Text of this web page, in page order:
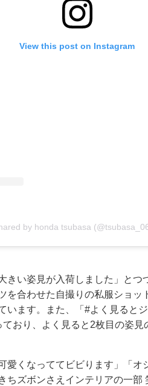
View this post on Instagram
by honda tsubasa
い姿見が入荷しました」とつ
を合わせた自撮りの私服ショッ
います。また、「#よく見ると
おり、よく見ると2枚目の姿見
愛くなっててビビります」「
ちズボンさえインテリアの一部